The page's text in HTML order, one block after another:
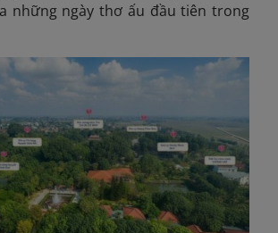
những ngày thơ ấu đầu tiên trong